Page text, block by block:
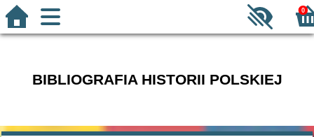
0
BIBLIOGRAFIA HISTORII POLSKIEJ